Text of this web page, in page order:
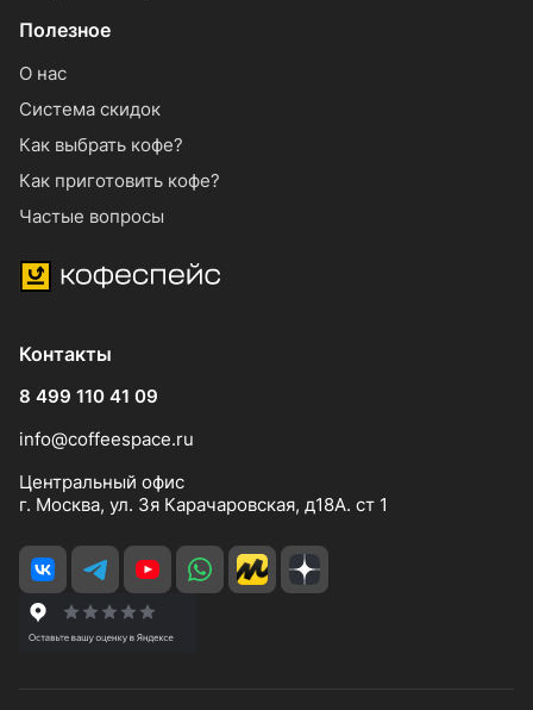
Полезное
О нас
Система скидок
Как выбрать кофе?
Как приготовить кофе?
Частые вопросы
Контакты
8 499 110 41 09
info@coffeespace.ru
Центральный офис
г. Москва, ул. 3я Карачаровская, д18А. ст 1